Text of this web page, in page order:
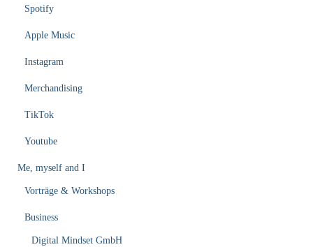
Spotify
Apple Music
Instagram
Merchandising
TikTok
Youtube
Me, myself and I
Vorträge & Workshops
Business
Digital Mindset GmbH